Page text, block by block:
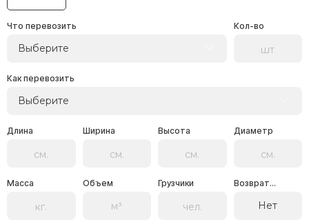
Что перевозить
Выберите
Кол-во
Как перевозить
Выберите
Длина Ширина Высота Диаметр
Масса Объем Грузчики Возврат...
Нет